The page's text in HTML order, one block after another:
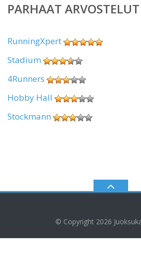
PARHAAT ARVOSTELUT
RunningXpert
Stadium
4Runners
Hobby Hall
Stockmann
© Copyright 2026